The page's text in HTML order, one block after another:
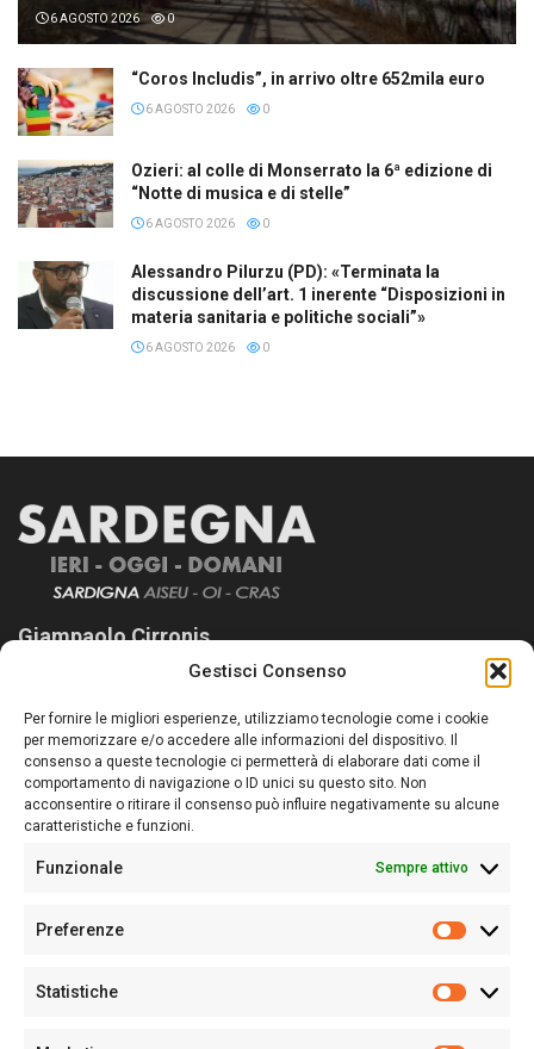
Gestisci Consenso
Per fornire le migliori esperienze, utilizziamo tecnologie come i cookie
per memorizzare e/o accedere alle informazioni del dispositivo. Il
consenso a queste tecnologie ci permetterà di elaborare dati come il
comportamento di navigazione o ID unici su questo sito. Non
acconsentire o ritirare il consenso può influire negativamente su alcune
caratteristiche e funzioni.
Funzionale Sempre attivo
Preferenze
Statistiche
6 AGOSTO 2026 0
“Coros Includis”, in arrivo oltre 652mila euro
6 AGOSTO 2026 0
Ozieri: al colle di Monserrato la 6ª edizione di
“Notte di musica e di stelle”
6 AGOSTO 2026 0
Alessandro Pilurzu (PD): «Terminata la
discussione dell’art. 1 inerente “Disposizioni in
materia sanitaria e politiche sociali”»
6 AGOSTO 2026 0
Giampaolo Cirronis
Sardegna Ieri-Oggi-Domani nasce per informare “liberamente” i
lettori su quanto accade in Sardegna, con un occhio rivolto al
nostro passato e, soprattutto, al nostro futuro
Follow Us
Sede:Via Cristoforo Colombo 09013 Carbonia
Partita IVA02270380922